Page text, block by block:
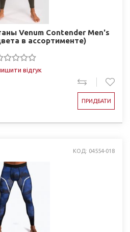
Venum Contender Men's
в ассортименте)
відгук
ПРИДБАТИ
КОД: 04554-018